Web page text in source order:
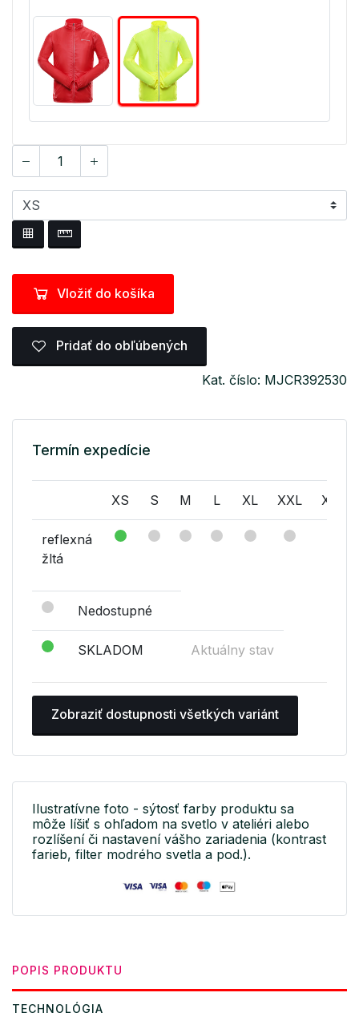
Vložiť do košíka
Pridať do obľúbených
Kat. číslo: MJCR392530
Termín expedície
XS S M L XL XXL XXXL
reflexná
žltá
Nedostupné
SKLADOM Aktuálny stav
Zobraziť dostupnosti všetkých variánt
Ilustratívne foto - sýtosť farby produktu sa
môže líšiť s ohľadom na svetlo v ateliéri alebo
rozlíšení či nastavení vášho zariadenia (kontrast
farieb, filter modrého svetla a pod.).
POPIS PRODUKTU
TECHNOLÓGIA